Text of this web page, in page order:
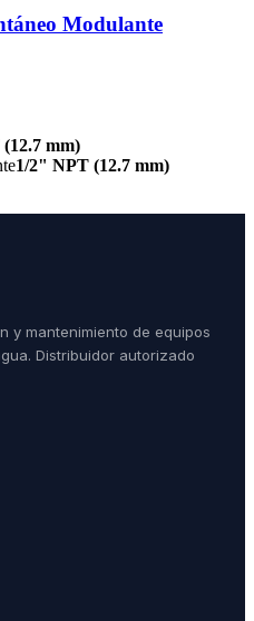
Modulante
mm)
1/2" NPT (12.7 mm)
y mantenimiento de equipos
Distribuidor autorizado